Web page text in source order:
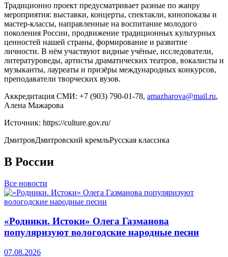
Традиционно проект предусматривает разные по жанру
мероприятия: выставки, концерты, спектакли, кинопоказы и
мастер-классы, направленные на воспитание молодого
поколения России, продвижение традиционных культурных
ценностей нашей страны, формирование и развитие
личности. В нём участвуют видные учёные, исследователи,
литературоведы, артисты драматических театров, вокалисты и
музыканты, лауреаты и призёры международных конкурсов,
преподаватели творческих вузов.
Аккредитация СМИ: +7 (903) 790-01-78, amazharova@mail.ru,
Алена Мажарова
Источник: https://culture.gov.ru/
ДмитровДмитровский кремльРусская классика
В России
Все новости
«Родники. Истоки» Олега Газманова
популяризуют вологодские народные песни
07.08.2026